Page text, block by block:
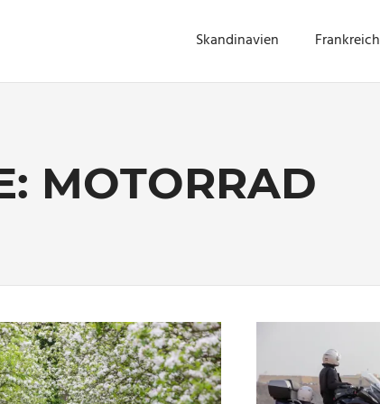
Skandinavien Frankreich
MOTORRAD